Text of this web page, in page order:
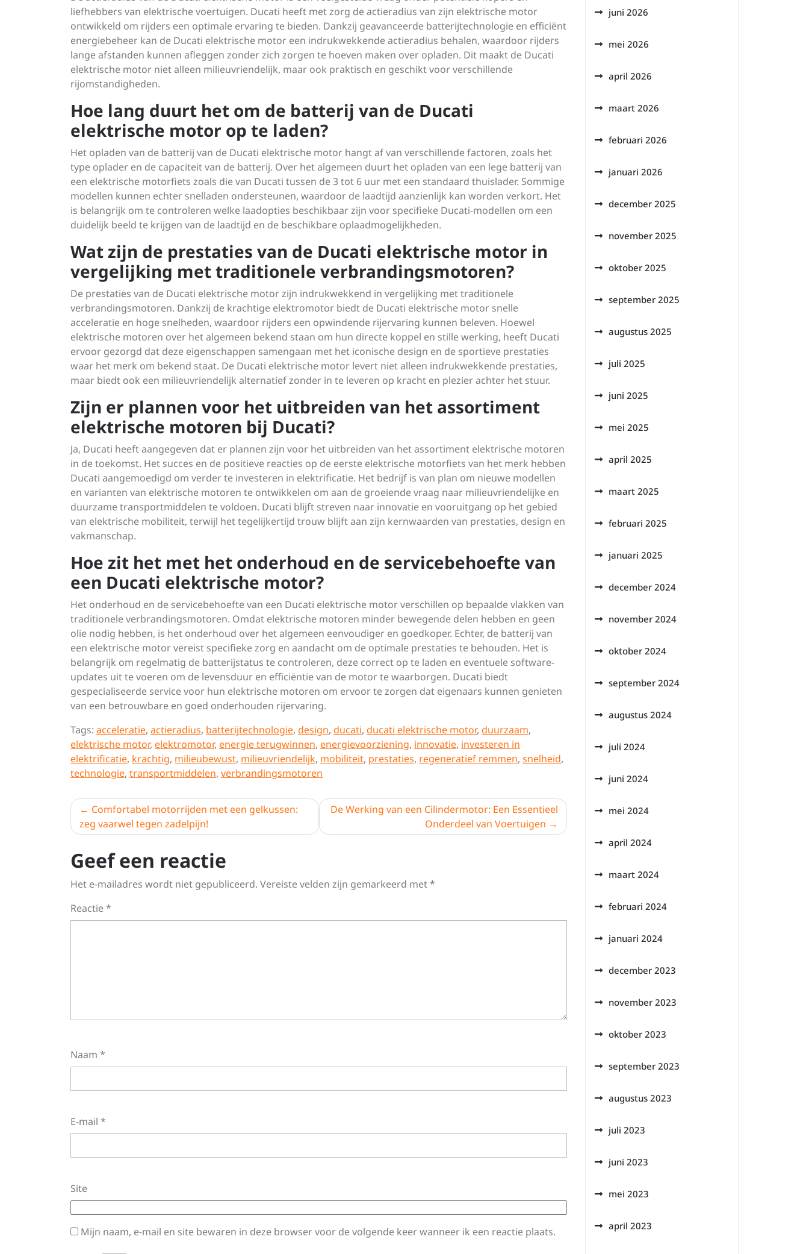
liefhebbers van elektrische voertuigen. Ducati heeft met zorg de actieradius van zijn elektrische motor
ontwikkeld om rijders een optimale ervaring te bieden. Dankzij geavanceerde batterijtechnologie en efficiënt
energiebeheer kan de Ducati elektrische motor een indrukwekkende actieradius behalen, waardoor rijders
lange afstanden kunnen afleggen zonder zich zorgen te hoeven maken over opladen. Dit maakt de Ducati
elektrische motor niet alleen milieuvriendelijk, maar ook praktisch en geschikt voor verschillende
rijomstandigheden.
Hoe lang duurt het om de batterij van de Ducati
elektrische motor op te laden?
Het opladen van de batterij van de Ducati elektrische motor hangt af van verschillende factoren, zoals het
type oplader en de capaciteit van de batterij. Over het algemeen duurt het opladen van een lege batterij van
een elektrische motorfiets zoals die van Ducati tussen de 3 tot 6 uur met een standaard thuislader. Sommige
modellen kunnen echter snelladen ondersteunen, waardoor de laadtijd aanzienlijk kan worden verkort. Het
is belangrijk om te controleren welke laadopties beschikbaar zijn voor specifieke Ducati-modellen om een
duidelijk beeld te krijgen van de laadtijd en de beschikbare oplaadmogelijkheden.
Wat zijn de prestaties van de Ducati elektrische motor in
vergelijking met traditionele verbrandingsmotoren?
De prestaties van de Ducati elektrische motor zijn indrukwekkend in vergelijking met traditionele
verbrandingsmotoren. Dankzij de krachtige elektromotor biedt de Ducati elektrische motor snelle
acceleratie en hoge snelheden, waardoor rijders een opwindende rijervaring kunnen beleven. Hoewel
elektrische motoren over het algemeen bekend staan om hun directe koppel en stille werking, heeft Ducati
ervoor gezorgd dat deze eigenschappen samengaan met het iconische design en de sportieve prestaties
waar het merk om bekend staat. De Ducati elektrische motor levert niet alleen indrukwekkende prestaties,
maar biedt ook een milieuvriendelijk alternatief zonder in te leveren op kracht en plezier achter het stuur.
Zijn er plannen voor het uitbreiden van het assortiment
elektrische motoren bij Ducati?
Ja, Ducati heeft aangegeven dat er plannen zijn voor het uitbreiden van het assortiment elektrische motoren
in de toekomst. Het succes en de positieve reacties op de eerste elektrische motorfiets van het merk hebben
Ducati aangemoedigd om verder te investeren in elektrificatie. Het bedrijf is van plan om nieuwe modellen
en varianten van elektrische motoren te ontwikkelen om aan de groeiende vraag naar milieuvriendelijke en
duurzame transportmiddelen te voldoen. Ducati blijft streven naar innovatie en vooruitgang op het gebied
van elektrische mobiliteit, terwijl het tegelijkertijd trouw blijft aan zijn kernwaarden van prestaties, design en
vakmanschap.
Hoe zit het met het onderhoud en de servicebehoefte van
een Ducati elektrische motor?
Het onderhoud en de servicebehoefte van een Ducati elektrische motor verschillen op bepaalde vlakken van
traditionele verbrandingsmotoren. Omdat elektrische motoren minder bewegende delen hebben en geen
olie nodig hebben, is het onderhoud over het algemeen eenvoudiger en goedkoper. Echter, de batterij van
een elektrische motor vereist specifieke zorg en aandacht om de optimale prestaties te behouden. Het is
belangrijk om regelmatig de batterijstatus te controleren, deze correct op te laden en eventuele software-
updates uit te voeren om de levensduur en efficiëntie van de motor te waarborgen. Ducati biedt
gespecialiseerde service voor hun elektrische motoren om ervoor te zorgen dat eigenaars kunnen genieten
van een betrouwbare en goed onderhouden rijervaring.
Tags: acceleratie, actieradius, batterijtechnologie, design, ducati, ducati elektrische motor, duurzaam,
elektrische motor, elektromotor, energie terugwinnen, energievoorziening, innovatie, investeren in
elektrificatie, krachtig, milieubewust, milieuvriendelijk, mobiliteit, prestaties, regeneratief remmen, snelheid,
technologie, transportmiddelen, verbrandingsmotoren
Berichtnavigatie
Comfortabel motorrijden met een gelkussen:
zeg vaarwel tegen zadelpijn!
De Werking van een Cilindermotor: Een Essentieel
Onderdeel van Voertuigen
Geef een reactie
Het e-mailadres wordt niet gepubliceerd. Vereiste velden zijn gemarkeerd met*
Reactie*
Naam *
E-mail *
Site
Mijn naam, e-mail en site bewaren in deze browser voor de volgende keer wanneer ik een reactie plaats.
juni 2026
mei 2026
april 2026
maart 2026
februari 2026
januari 2026
december 2025
november 2025
oktober 2025
september 2025
augustus 2025
juli 2025
juni 2025
mei 2025
april 2025
maart 2025
februari 2025
januari 2025
december 2024
november 2024
oktober 2024
september 2024
augustus 2024
juli 2024
juni 2024
mei 2024
april 2024
maart 2024
februari 2024
januari 2024
december 2023
november 2023
oktober 2023
september 2023
augustus 2023
juli 2023
juni 2023
mei 2023
april 2023